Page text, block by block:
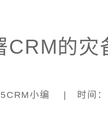
CRM的灾
小编 | 时间：